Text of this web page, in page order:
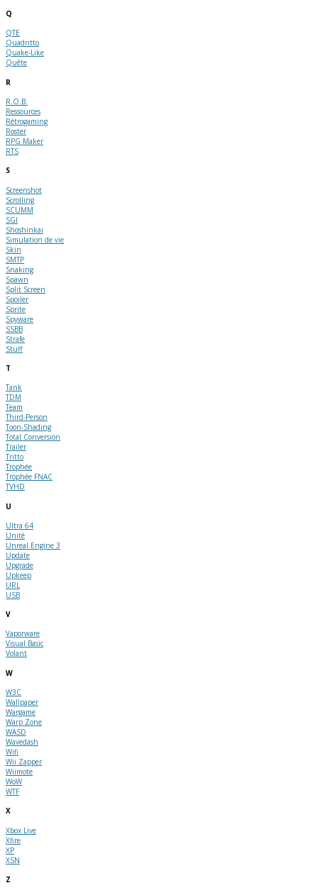
Q
QTE
Quadritto
Quake-Like
Quête
R
R.O.B.
Ressources
Rétrogaming
Roster
RPG Maker
RTS
S
Screenshot
Scrolling
SCUMM
SGI
Shoshinkai
Simulation de vie
Skin
SMTP
Snaking
Spawn
Split Screen
Spoiler
Sprite
Spyware
SSBB
Strafe
Stuff
T
Tank
TDM
Team
Third-Person
Toon-Shading
Total Conversion
Trailer
Tritto
Trophée
Trophée FNAC
TVHD
U
Ultra 64
Unité
Unreal Engine 3
Update
Upgrade
Upkeep
URL
USB
V
Vaporware
Visual Basic
Volant
W
W3C
Wallpaper
Wargame
Warp Zone
WASD
Wavedash
Wifi
Wii Zapper
Wiimote
WoW
WTF
X
Xbox Live
Xfire
XP
XSN
Z